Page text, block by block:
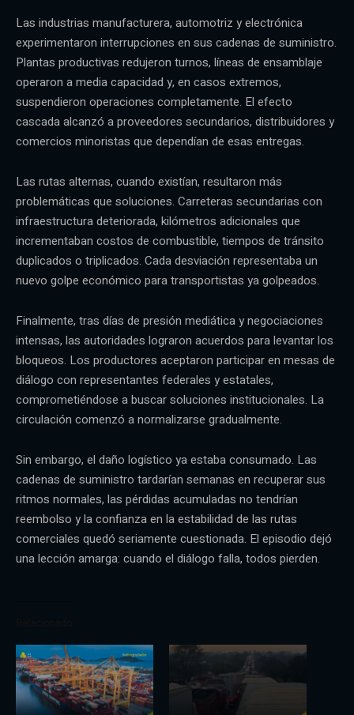
Las industrias manufacturera, automotriz y electrónica
experimentaron interrupciones en sus cadenas de suministro.
Plantas productivas redujeron turnos, líneas de ensamblaje
operaron a media capacidad y, en casos extremos,
suspendieron operaciones completamente. El efecto
cascada alcanzó a proveedores secundarios, distribuidores y
comercios minoristas que dependían de esas entregas.
Las rutas alternas, cuando existían, resultaron más
problemáticas que soluciones. Carreteras secundarias con
infraestructura deteriorada, kilómetros adicionales que
incrementaban costos de combustible, tiempos de tránsito
duplicados o triplicados. Cada desviación representaba un
nuevo golpe económico para transportistas ya golpeados.
Finalmente, tras días de presión mediática y negociaciones
intensas, las autoridades lograron acuerdos para levantar los
bloqueos. Los productores aceptaron participar en mesas de
diálogo con representantes federales y estatales,
comprometiéndose a buscar soluciones institucionales. La
circulación comenzó a normalizarse gradualmente.
Sin embargo, el daño logístico ya estaba consumado. Las
cadenas de suministro tardarían semanas en recuperar sus
ritmos normales, las pérdidas acumuladas no tendrían
reembolso y la confianza en la estabilidad de las rutas
comerciales quedó seriamente cuestionada. El episodio dejó
una lección amarga: cuando el diálogo falla, todos pierden.